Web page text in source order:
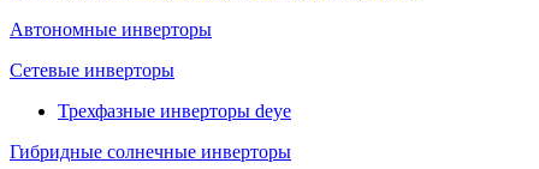
Автономные инверторы
Сетевые инверторы
Трехфазные инверторы deye
Гибридные солнечные инверторы